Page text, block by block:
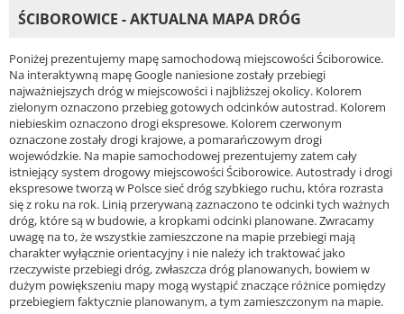
ŚCIBOROWICE - AKTUALNA MAPA DRÓG
Poniżej prezentujemy mapę samochodową miejscowości Ściborowice.
Na interaktywną mapę Google naniesione zostały przebiegi
najważniejszych dróg w miejscowości i najbliższej okolicy. Kolorem
zielonym oznaczono przebieg gotowych odcinków autostrad. Kolorem
niebieskim oznaczono drogi ekspresowe. Kolorem czerwonym
oznaczone zostały drogi krajowe, a pomarańczowym drogi
wojewódzkie. Na mapie samochodowej prezentujemy zatem cały
istniejący system drogowy miejscowości Ściborowice. Autostrady i drogi
ekspresowe tworzą w Polsce sieć dróg szybkiego ruchu, która rozrasta
się z roku na rok. Linią przerywaną zaznaczono te odcinki tych ważnych
dróg, które są w budowie, a kropkami odcinki planowane. Zwracamy
uwagę na to, że wszystkie zamieszczone na mapie przebiegi mają
charakter wyłącznie orientacyjny i nie należy ich traktować jako
rzeczywiste przebiegi dróg, zwłaszcza dróg planowanych, bowiem w
dużym powiększeniu mapy mogą wystąpić znaczące różnice pomiędzy
przebiegiem faktycznie planowanym, a tym zamieszczonym na mapie.